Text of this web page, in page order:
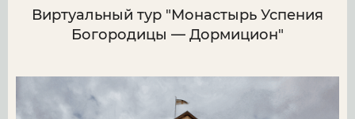
Виртуальный тур "Монастырь Успения
Богородицы — Дормицион"